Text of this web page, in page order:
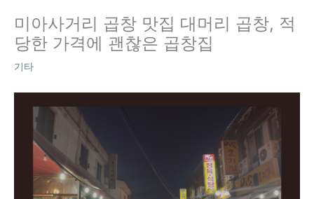
미아사거리 곱창 맛집 대머리 곱창, 적
당한 가격에 괜찮은 곱창집
기타